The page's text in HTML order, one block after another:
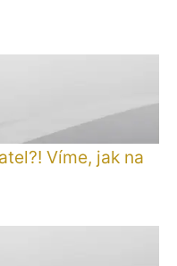
Víme, jak na